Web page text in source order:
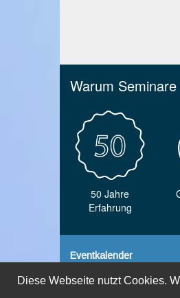
Diese Webseite nutzt Cookies.
Warum
50 Jahre
Erfahrung
Eventkalender